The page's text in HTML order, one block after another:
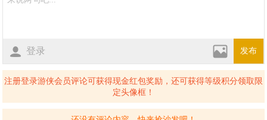
登录 发布
注册登录游侠会员评论可获得现金红包奖励，还可获得等级积分领取限
定头像框！